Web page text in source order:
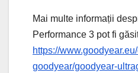
Mai multe informații
Performance 3 pot fi
https://
goodyear/goodyear-